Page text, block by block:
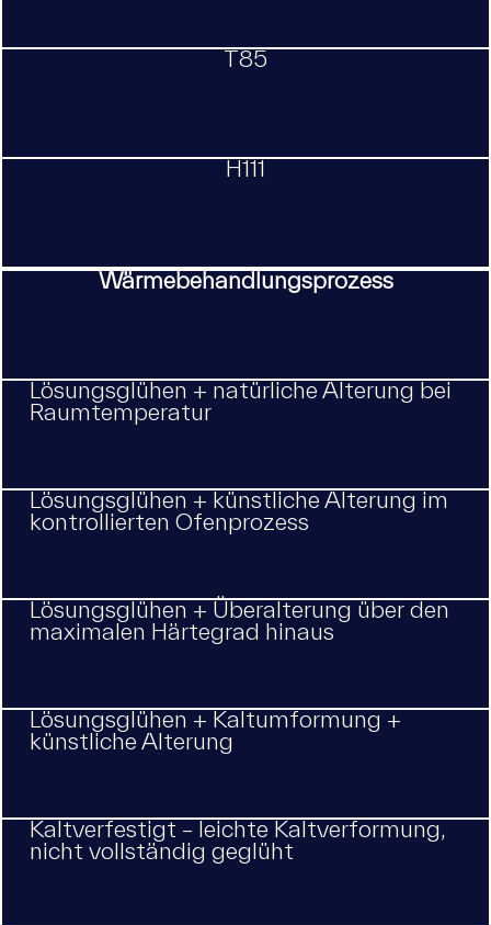
T85
H111
Wärmebehandlungsprozess
Lösungsglühen + natürliche Alterung bei
Raumtemperatur
Lösungsglühen + künstliche Alterung im
kontrollierten Ofenprozess
Lösungsglühen + Überalterung über den
maximalen Härtegrad hinaus
Lösungsglühen + Kaltumformung +
künstliche Alterung
Kaltverfestigt – leichte Kaltverformung,
nicht vollständig geglüht